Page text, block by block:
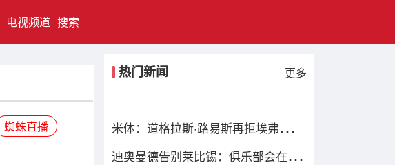
电视频道 搜索
蜘蛛直播
热门新闻 更多
米体：道格拉斯·路易斯再拒埃弗顿，
迪奥曼德告别莱比锡：俱乐部会在我